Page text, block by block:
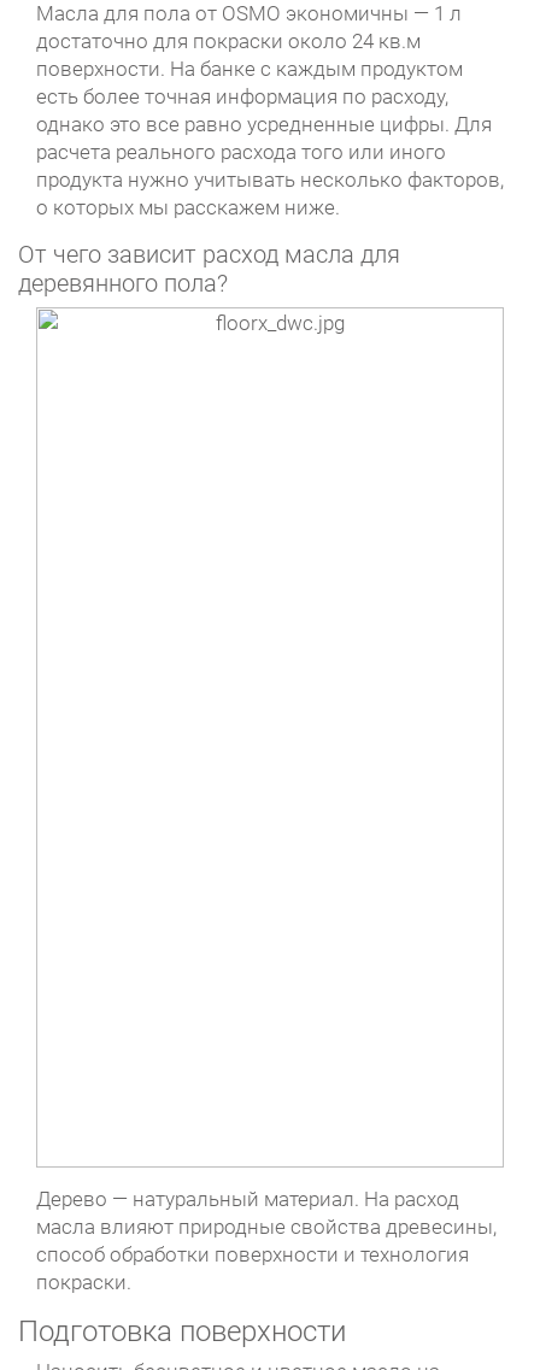
Масла для пола от OSMO экономичны — 1 л
достаточно для покраски около 24 кв.м
поверхности. На банке с каждым продуктом
есть более точная информация по расходу,
однако это все равно усредненные цифры. Для
расчета реального расхода того или иного
продукта нужно учитывать несколько факторов,
о которых мы расскажем ниже.
От чего зависит расход масла для
деревянного пола?
Дерево — натуральный материал. На расход
масла влияют природные свойства древесины,
способ обработки поверхности и технология
покраски.
Подготовка поверхности